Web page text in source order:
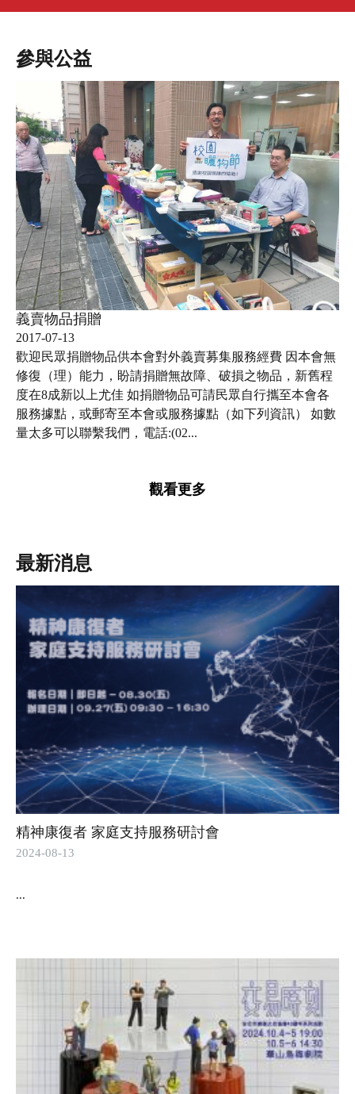
參與公益
義賣物品捐贈
2017-07-13
歡迎民眾捐贈物品供本會對外義賣募集服務經費 因本會無
修復（理）能力，盼請捐贈無故障、破損之物品，新舊程
度在8成新以上尤佳 如捐贈物品可請民眾自行攜至本會各
服務據點，或郵寄至本會或服務據點（如下列資訊） 如數
量太多可以聯繫我們，電話:(02...
觀看更多
最新消息
精神康復者 家庭支持服務研討會
2024-08-13
...